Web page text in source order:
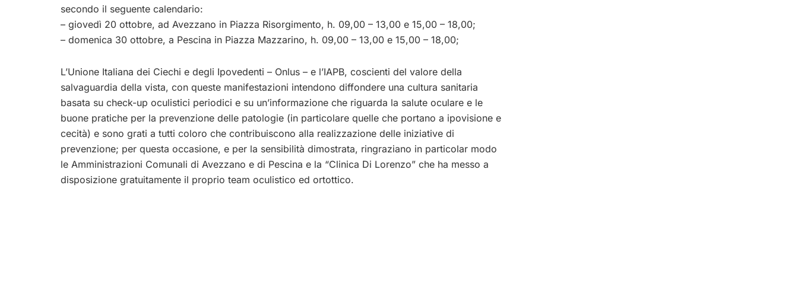
secondo il seguente calendario:
– giovedì 20 ottobre, ad Avezzano in Piazza Risorgimento, h. 09,00 – 13,00 e 15,00 – 18,00;
– domenica 30 ottobre, a Pescina in Piazza Mazzarino, h. 09,00 – 13,00 e 15,00 – 18,00;
L’Unione Italiana dei Ciechi e degli Ipovedenti – Onlus – e l’IAPB, coscienti del valore della
salvaguardia della vista, con queste manifestazioni intendono diffondere una cultura sanitaria
basata su check-up oculistici periodici e su un’informazione che riguarda la salute oculare e le
buone pratiche per la prevenzione delle patologie (in particolare quelle che portano a ipovisione e
cecità) e sono grati a tutti coloro che contribuiscono alla realizzazione delle iniziative di
prevenzione; per questa occasione, e per la sensibilità dimostrata, ringraziano in particolar modo
le Amministrazioni Comunali di Avezzano e di Pescina e la “Clinica Di Lorenzo” che ha messo a
disposizione gratuitamente il proprio team oculistico ed ortottico.